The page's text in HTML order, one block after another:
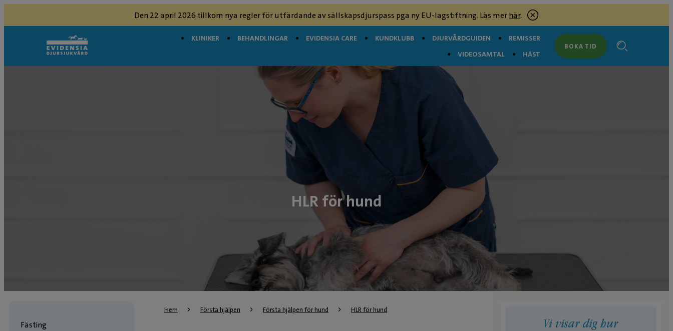
Den 22 april 2026 tillkom nya regler för utfärdande av sällskapsdjurspass pga ny EU-lagstiftning. Läs merhär.
KLINIKER BEHANDLINGAR EVIDENSIA CARE KUNDKLUBB DJURVÅRDGUIDEN
REMISSER
VIDEOSAMTAL
HÄST
BOKA TID
HLR för hund
Fästing
Hem Första hjälpen Första hjälpen för hund HLR för hund
Vi visar dig hur